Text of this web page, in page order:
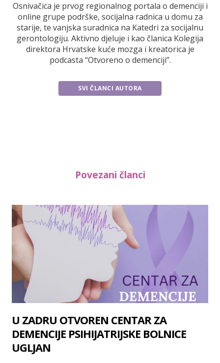
Osnivačica je prvog regionalnog portala o demenciji i
online grupe podrške, socijalna radnica u domu za
starije, te vanjska suradnica na Katedri za socijalnu
gerontologiju. Aktivno djeluje i kao članica Kolegija
direktora Hrvatske kuće mozga i kreatorica je
podcasta “Otvoreno o demenciji”.
SVI ČLANCI AUTORA
Povezani članci
U ZADRU OTVOREN CENTAR ZA
DEMENCIJE PSIHIJATRIJSKE BOLNICE
UGLJAN